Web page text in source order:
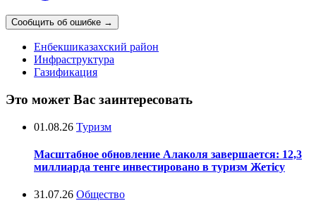
Сообщить об ошибке →
Енбекшиказахский район
Инфраструктура
Газификация
Это может Вас заинтересовать
01.08.26 Туризм
Масштабное обновление Алаколя завершается: 12,3
миллиарда тенге инвестировано в туризм Жетісу
31.07.26 Общество